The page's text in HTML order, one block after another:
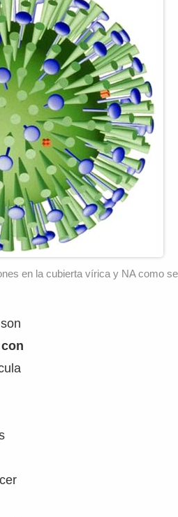
en la cubierta vírica y NA como